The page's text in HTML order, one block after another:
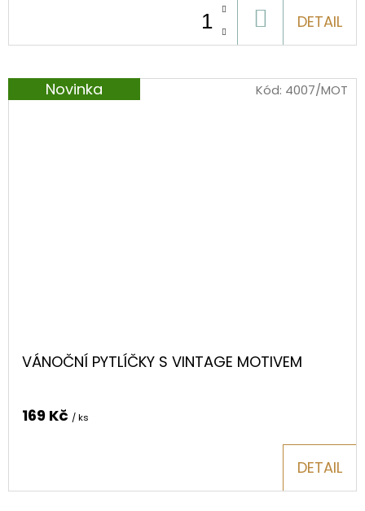
KOŠÍKU
DETAIL
Novinka
VÁNOČNÍ PYTLÍČKY S VINTAGE MOTIVEM
169 Kč / ks
DETAIL
Kód: 4007/MOT